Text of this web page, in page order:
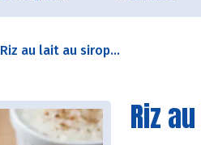
Riz au lait au sirop...
Riz